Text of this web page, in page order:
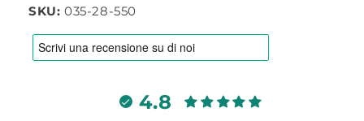
SKU: 035-28-550
4.8